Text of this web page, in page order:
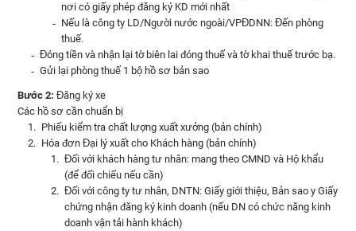
nơi có giấy phép đăng ký KD mới nhất
Nếu là công ty LD/Người nước ngoài/VPĐDNN: Đến phòng
thuế.
Đóng tiền và nhận lại tờ biên lai đóng thuế và tờ khai thuế trước bạ.
Gửi lại phòng thuế 1 bộ hồ sơ bản sao
Bước 2: Đăng ký xe
Các hồ sơ cần chuẩn bị
Phiếu kiểm tra chất lượng xuất xưởng (bản chính)
Hóa đơn Đại lý xuất cho Khách hàng (bản chính)
Đối với khách hàng tư nhân: mang theo CMND và Hộ khẩu
(để đối chiếu nếu cần)
Đối với công ty tư nhân, DNTN: Giấy giới thiệu, Bản sao y Giấy
chứng nhận đăng ký kinh doanh (nếu DN có chức năng kinh
doanh vận tải hành khách)